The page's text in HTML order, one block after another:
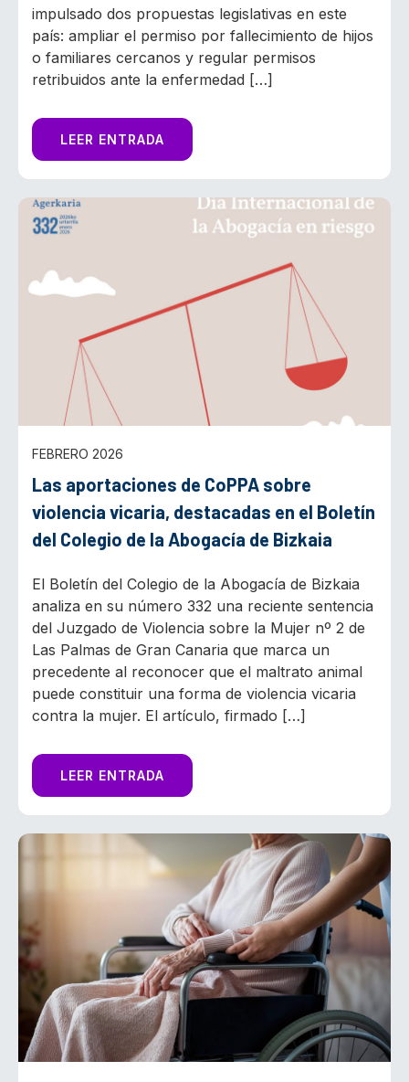
impulsado dos propuestas legislativas en este
país: ampliar el permiso por fallecimiento de hijos
o familiares cercanos y regular permisos
retribuidos ante la enfermedad […]
LEER ENTRADA
FEBRERO 2026
Las aportaciones de CoPPA sobre
violencia vicaria, destacadas en el Boletín
del Colegio de la Abogacía de Bizkaia
El Boletín del Colegio de la Abogacía de Bizkaia
analiza en su número 332 una reciente sentencia
del Juzgado de Violencia sobre la Mujer nº 2 de
Las Palmas de Gran Canaria que marca un
precedente al reconocer que el maltrato animal
puede constituir una forma de violencia vicaria
contra la mujer. El artículo, firmado […]
LEER ENTRADA